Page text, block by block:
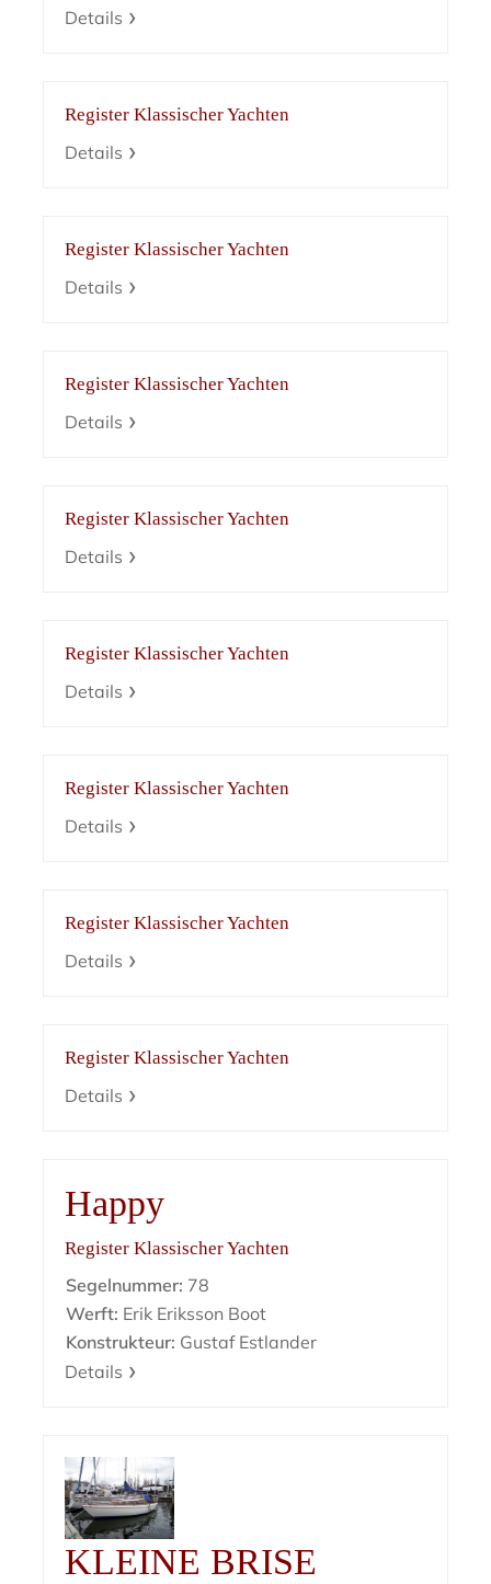
Details
Register Klassischer Yachten
Details
Register Klassischer Yachten
Details
Register Klassischer Yachten
Details
Register Klassischer Yachten
Details
Register Klassischer Yachten
Details
Register Klassischer Yachten
Details
Register Klassischer Yachten
Details
Register Klassischer Yachten
Details
Happy
Register Klassischer Yachten
Segelnummer: 78
Werft: Erik Eriksson Boot
Konstrukteur: Gustaf Estlander
Details
KLEINE BRISE